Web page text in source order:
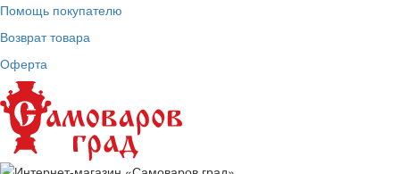
Помощь покупателю
Возврат товара
Оферта